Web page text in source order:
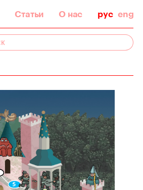
Статьи О нас рус eng